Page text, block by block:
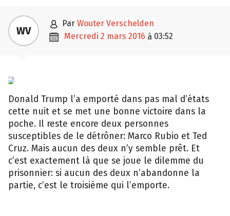
WV  par Wouter Verschelden
 mercredi 2 mars 2016 à 03:52
epa
Donald Trump l’a emporté dans pas mal d’états
cette nuit et se met une bonne victoire dans la
poche. Il reste encore deux personnes
susceptibles de le détrôner: Marco Rubio et Ted
Cruz. Mais aucun des deux n’y semble prêt. Et
c’est exactement là que se joue le dilemme du
prisonnier: si aucun des deux n’abandonne la
partie, c’est le troisième qui l’emporte.